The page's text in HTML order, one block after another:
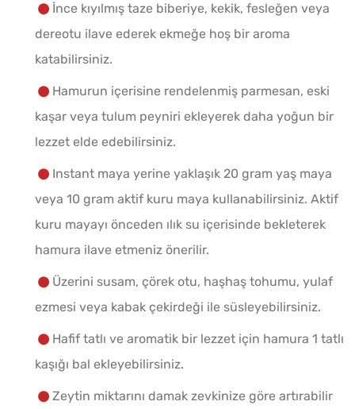
İnce kıyılmış taze biberiye, kekik, fesleğen veya
dereotu ilave ederek ekmeğe hoş bir aroma
katabilirsiniz.
Hamurun içerisine rendelenmiş parmesan, eski
kaşar veya tulum peyniri ekleyerek daha yoğun bir
lezzet elde edebilirsiniz.
Instant maya yerine yaklaşık 20 gram yaş maya
veya 10 gram aktif kuru maya kullanabilirsiniz. Aktif
kuru mayayı önceden ılık su içerisinde bekleterek
hamura ilave etmeniz önerilir.
Üzerini susam, çörek otu, haşhaş tohumu, yulaf
ezmesi veya kabak çekirdeği ile süsleyebilirsiniz.
Hafif tatlı ve aromatik bir lezzet için hamura 1 tatlı
kaşığı bal ekleyebilirsiniz.
Zeytin miktarını damak zevkinize göre artırabilir